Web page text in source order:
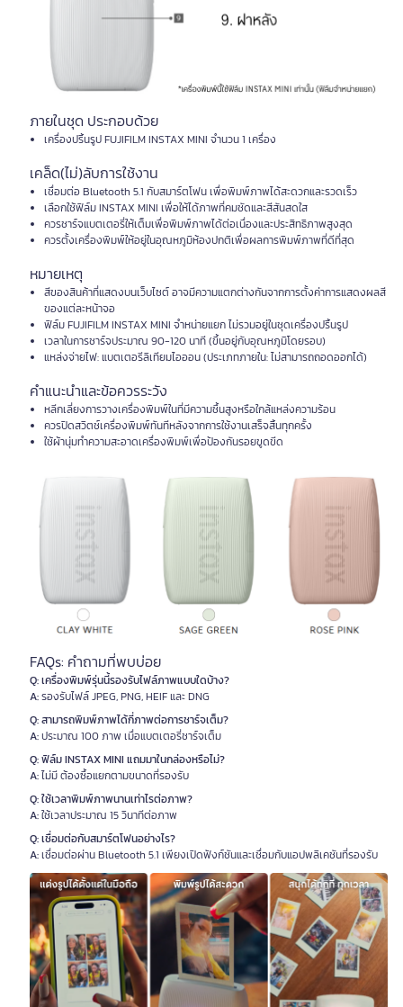
ภายในชุด ประกอบด้วย
เครื่องปริ้นรูป FUJIFILM INSTAX MINI จำนวน 1 เครื่อง
เคล็ด(ไม่)ลับการใช้งาน
เชื่อมต่อ Bluetooth 5.1 กับสมาร์ตโฟน เพื่อพิมพ์ภาพได้สะดวกและรวดเร็ว
เลือกใช้ฟิล์ม INSTAX MINI เพื่อให้ได้ภาพที่คมชัดและสีสันสดใส
ควรชาร์จแบตเตอรี่ให้เต็มเพื่อพิมพ์ภาพได้ต่อเนื่องและประสิทธิภาพสูงสุด
ควรตั้งเครื่องพิมพ์ให้อยู่ในอุณหภูมิห้องปกติเพื่อผลการพิมพ์ภาพที่ดีที่สุด
หมายเหตุ
สีของสินค้าที่แสดงบนเว็บไซต์ อาจมีความแตกต่างกันจากการตั้งค่าการแสดงผลสี
ของแต่ละหน้าจอ
ฟิล์ม FUJIFILM INSTAX MINI จำหน่ายแยก ไม่รวมอยู่ในชุดเครื่องปริ้นรูป
เวลาในการชาร์จประมาณ 90-120 นาที (ขึ้นอยู่กับอุณหภูมิโดยรอบ)
แหล่งจ่ายไฟ: แบตเตอรีลิเทียมไอออน (ประเภทภายใน: ไม่สามารถถอดออกได้)
คำแนะนำและข้อควรระวัง
หลีกเลี่ยงการวางเครื่องพิมพ์ในที่มีความชื้นสูงหรือใกล้แหล่งความร้อน
ควรปิดสวิตช์เครื่องพิมพ์ทันทีหลังจากการใช้งานเสร็จสิ้นทุกครั้ง
ใช้ผ้านุ่มทำความสะอาดเครื่องพิมพ์เพื่อป้องกันรอยขูดขีด
FAQs: คำถามที่พบบ่อย
Q: เครื่องพิมพ์รุ่นนี้รองรับไฟล์ภาพแบบใดบ้าง?
A:รองรับไฟล์ JPEG, PNG, HEIF และ DNG
Q: สามารถพิมพ์ภาพได้กี่ภาพต่อการชาร์จเต็ม?
A:ประมาณ 100 ภาพ เมื่อแบตเตอรี่ชาร์จเต็ม
Q: ฟิล์ม INSTAX MINI แถมมาในกล่องหรือไม่?
A:ไม่มี ต้องซื้อแยกตามขนาดที่รองรับ
Q: ใช้เวลาพิมพ์ภาพนานเท่าไรต่อภาพ?
A:ใช้เวลาประมาณ 15 วินาทีต่อภาพ
Q: เชื่อมต่อกับสมาร์ตโฟนอย่างไร?
A:เชื่อมต่อผ่าน Bluetooth 5.1 เพียงเปิดฟังก์ชันและเชื่อมกับแอปพลิเคชันที่รองรับ